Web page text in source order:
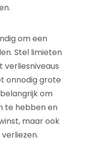
om een
Stel limieten
onnodig grote
om
te hebben en
maar ook